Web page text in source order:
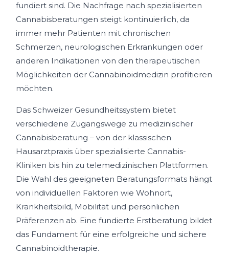
fundiert sind. Die Nachfrage nach spezialisierten
Cannabisberatungen steigt kontinuierlich, da
immer mehr Patienten mit chronischen
Schmerzen, neurologischen Erkrankungen oder
anderen Indikationen von den therapeutischen
Möglichkeiten der Cannabinoidmedizin profitieren
möchten.
Das Schweizer Gesundheitssystem bietet
verschiedene Zugangswege zu medizinischer
Cannabisberatung – von der klassischen
Hausarztpraxis über spezialisierte Cannabis-
Kliniken bis hin zu telemedizinischen Plattformen.
Die Wahl des geeigneten Beratungsformats hängt
von individuellen Faktoren wie Wohnort,
Krankheitsbild, Mobilität und persönlichen
Präferenzen ab. Eine fundierte Erstberatung bildet
das Fundament für eine erfolgreiche und sichere
Cannabinoidtherapie.